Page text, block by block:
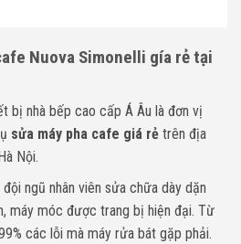
Nuova Simonelli gía rẻ tại
bị nhà bếp cao cấp Á Âu là đơn vị
sửa máy pha cafe giá rẻtrên địa
Nội.
ngũ nhân viên sửa chữa dày dặn
máy móc được trang bị hiện đại. Từ
các lỗi mà máy rửa bát gặp phải.